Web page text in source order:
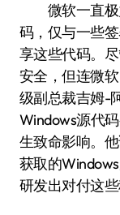
微软一直极
码，仅与一些
享这些代码。
安全，但连微
级副总裁吉姆-
Windows源代
生致命影响。
获取的
研发出对付这